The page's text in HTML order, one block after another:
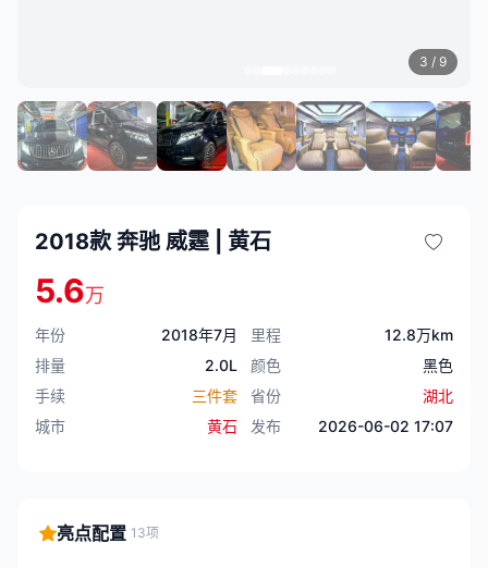
3 / 9
2018款 奔驰 威霆 | 黄石
5.6万
年份 2018年7月 里程
12.8万km
排量
2.0L 颜色
黑色
手续
三件套 省份
湖北
城市
黄石 发布 2026-06-02 17:07
亮点配置 13项